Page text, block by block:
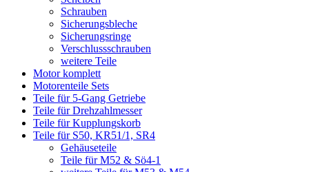
Schrauben
Sicherungsbleche
Sicherungsringe
Verschlussschrauben
weitere Teile
Motor komplett
Motorenteile Sets
Teile für 5-Gang Getriebe
Teile für Drehzahlmesser
Teile für Kupplungskorb
Teile für S50, KR51/1, SR4
Gehäuseteile
Teile für M52 & Sö4-1